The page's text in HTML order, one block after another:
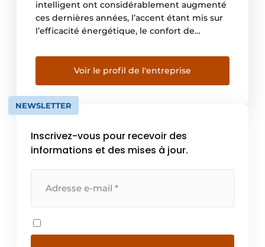
intelligent ont considérablement augmenté
ces dernières années, l’accent étant mis sur
l’efficacité énergétique, le confort de
Une vision holistique de l’automatisation des
bâtiments permet d’obtenir un
fonctionnement durable et économe en
énergie dans le sens d’un « bâtiment vert ».
Tout est intégré dans une […]
Voir le profil de l'entreprise
NEWSLETTER
Inscrivez-vous pour recevoir des
informations et des mises à jour.